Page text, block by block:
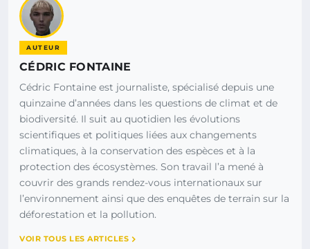
AUTEUR
CÉDRIC FONTAINE
Cédric Fontaine est journaliste, spécialisé depuis une
quinzaine d’années dans les questions de climat et de
biodiversité. Il suit au quotidien les évolutions
scientifiques et politiques liées aux changements
climatiques, à la conservation des espèces et à la
protection des écosystèmes. Son travail l’a mené à
couvrir des grands rendez-vous internationaux sur
l’environnement ainsi que des enquêtes de terrain sur la
déforestation et la pollution.
VOIR TOUS LES ARTICLES